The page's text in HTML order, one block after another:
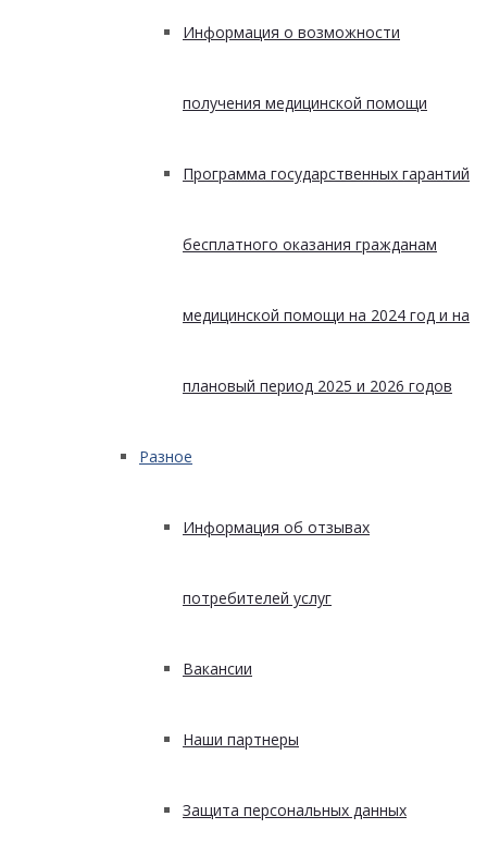
Информация о возможности
получения медицинской помощи
Программа государственных гарантий
бесплатного оказания гражданам
медицинской помощи на 2024 год и на
плановый период 2025 и 2026 годов
Разное
Информация об отзывах
потребителей услуг
Вакансии
Наши партнеры
Защита персональных данных